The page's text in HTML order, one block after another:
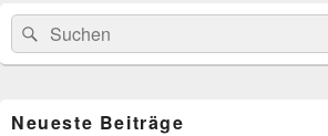
Primärer
Seitenleisten
Widget-
Bereich
Suche
nach:
Suchen
Neueste Beiträge